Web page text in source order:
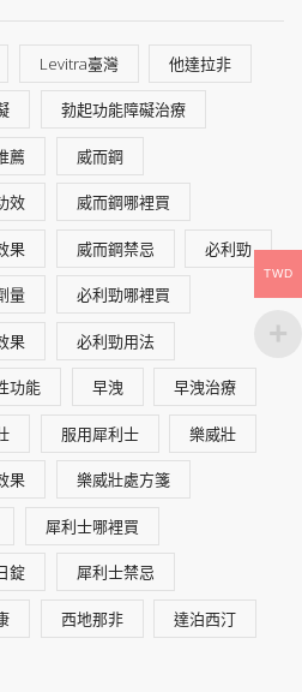
Levitra臺灣 他達拉非
勃起功能障礙治療
薦 威而鋼
效 威而鋼哪裡買
果 威而鋼禁忌 必利勁
量 必利勁哪裡買
果 必利勁用法
功能 早洩 早洩治療
服用犀利士 樂威壯
果 樂威壯處方箋
犀利士哪裡買
錠 犀利士禁忌
西地那非 達泊西汀
TWD